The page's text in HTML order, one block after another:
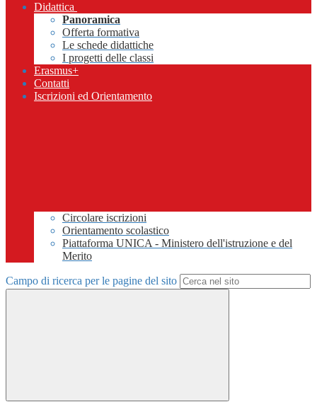
Didattica
Panoramica
Offerta formativa
Le schede didattiche
I progetti delle classi
Erasmus+
Contatti
Iscrizioni ed Orientamento
Circolare iscrizioni
Orientamento scolastico
Piattaforma UNICA - Ministero dell'istruzione e del
Merito
Campo di ricerca per le pagine del sito